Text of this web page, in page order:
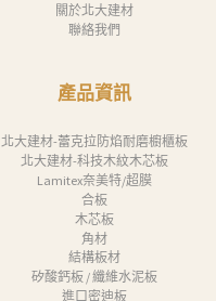
關於北大建材
聯絡我們
產品資訊
北大建材-蕾克拉防焰耐磨櫥櫃板
北大建材-科技木紋木芯板
Lamitex奈美特/超膜
合板
木芯板
角材
結構板材
矽酸鈣板 / 纖維水泥板
進口密迪板